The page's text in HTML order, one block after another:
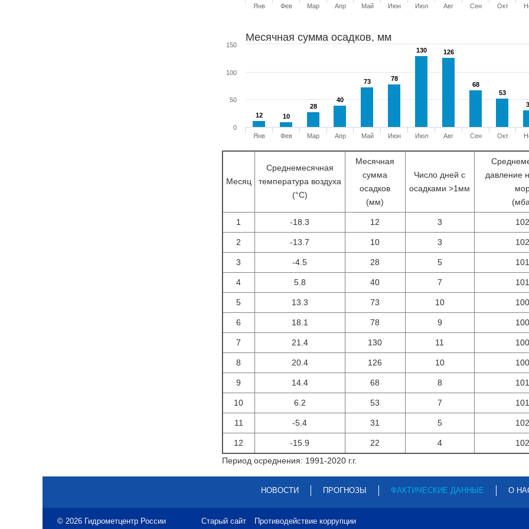
Янв Фев Мар Апр Май Июн Июл Авг Сен Окт
Месячная сумма осадков, мм
12
12 10
10
28
28
40
40
73
73 78
78
130
130 126
126
68
68
53
53
Янв Фев Мар Апр Май Июн Июл Авг Сен Окт
0
50
100
150
Месяц
Среднемесячная
температура воздуха
(°С)
Месячная
сумма
осадков
(мм)
Число дней с
осадками >1мм
давление
1 -18.3 12 3
2 -13.7 10 3
3 -4.5 28 5
4 5.8 40 7
5 13.3 73 10
6 18.1 78 9
7 21.4 130 11
8 20.4 126 10
9 14.4 68 8
10 6.2 53 7
11 -5.4 31 5
12 -15.9 22 4
Период осреднения: 1991-2020 г.г.
НОВОСТИ ПРОГНОЗЫ ФАКТИЧЕСКИЕ ДАННЫЕ О
© 2026 Гидрометцентр России Старый сайт Противодействие коррупции